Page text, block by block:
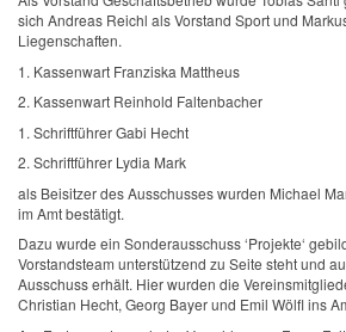
sich Andreas Reichl als Vorstand Sport und
Liegenschaften.
1. Kassenwart Franziska Mattheus
2. Kassenwart Reinhold Faltenbacher
1. Schriftführer Gabi Hecht
2. Schriftführer Lydia Mark
als Beisitzer des Ausschusses wurden Michael
im Amt bestätigt.
Dazu wurde ein Sonderausschuss ‘Projekte‘
Vorstandsteam unterstützend zu Seite steht und
Ausschuss erhält. Hier wurden die
Christian Hecht, Georg Bayer und Emil Wölfl ins